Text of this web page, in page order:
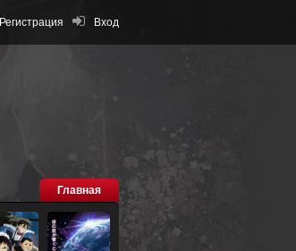
Вход
Регистрация
Главная